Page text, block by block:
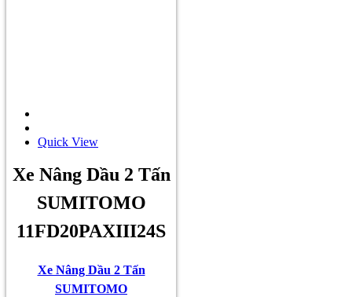
Quick View
Xe Nâng Dầu 2 Tấn
SUMITOMO
11FD20PAXIII24S
Xe Nâng Dầu 2 Tấn
SUMITOMO